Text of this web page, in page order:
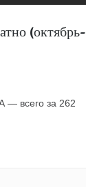
(октябрь-
— всего за 262